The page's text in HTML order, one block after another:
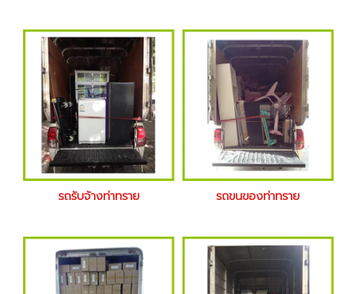
รถรับจ้างท่าทราย รถขนของท่าทราย